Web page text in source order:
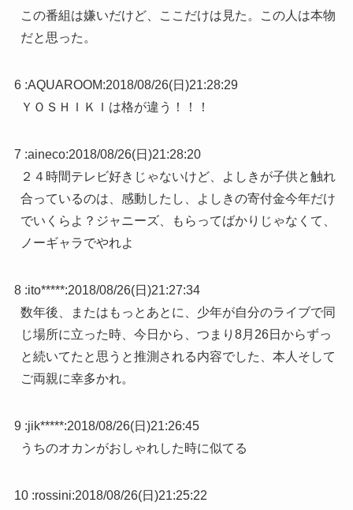
この番組は嫌いだけど、ここだけは見た。この人は本物
だと思った。
6 :AQUAROOM:2018/08/26(日)21:28:29
ＹＯＳＨＩＫＩは格が違う！！！
7 :aineco:2018/08/26(日)21:28:20
２４時間テレビ好きじゃないけど、よしきが子供と触れ
合っているのは、感動したし、よしきの寄付金今年だけ
でいくらよ？ジャニーズ、もらってばかりじゃなくて、
ノーギャラでやれよ
8 :ito*****:2018/08/26(日)21:27:34
数年後、またはもっとあとに、少年が自分のライブで同
じ場所に立った時、今日から、つまり8月26日からずっ
と続いてたと思うと推測される内容でした、本人そして
ご両親に幸多かれ。
9 :jik*****:2018/08/26(日)21:26:45
うちのオカンがおしゃれした時に似てる
10 :rossini:2018/08/26(日)21:25:22